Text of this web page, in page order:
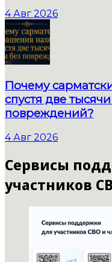
4 Авг 2026
Почему
спустя две
повреждений?
4 Авг 2026
Сервисы
участников